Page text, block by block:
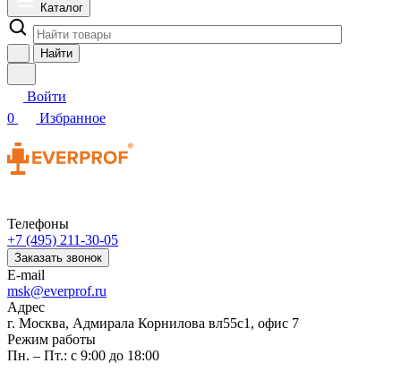
Каталог
Найти
Войти
0
Избранное
Телефоны
+7 (495) 211-30-05
Заказать звонок
E-mail
msk@everprof.ru
Адрес
г. Москва, Адмирала Корнилова вл55с1, офис 7
Режим работы
Пн. – Пт.: с 9:00 до 18:00